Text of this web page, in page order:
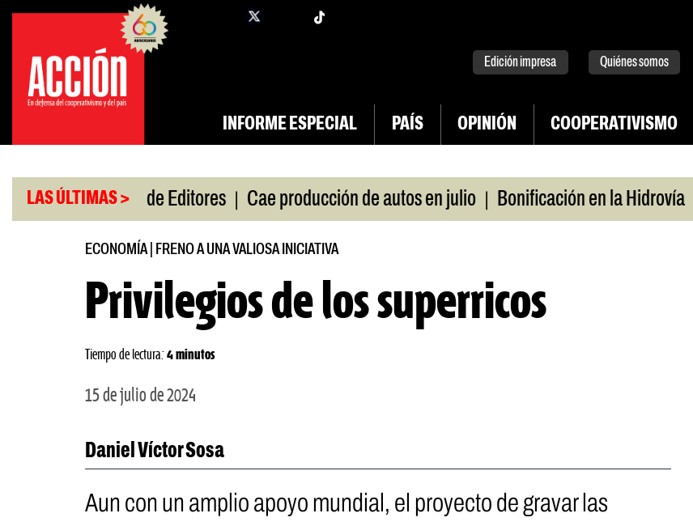
Saltar
contenido
facebook
Edición impresa Quiénes somos
INFORME ESPECIAL PAÍS OPINIÓN COOPERATIVISMO
LAS ÚLTIMAS >
gira | Feria de Editores | Cae producción de autos en julio | Bonificación en la Hidrovía |
ECONOMÍA| FRENO A UNA VALIOSA INICIATIVA
Privilegios de los superricos
Tiempo de lectura: 4 minutos
15 de julio de 2024
Daniel Víctor Sosa
Aun con un amplio apoyo mundial, el proyecto de gravar las